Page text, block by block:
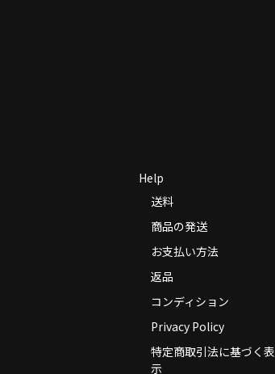
Help
送料
商品の発送
お支払い方法
返品
コンディション
Privacy Policy
特定商取引法に基づく表
示